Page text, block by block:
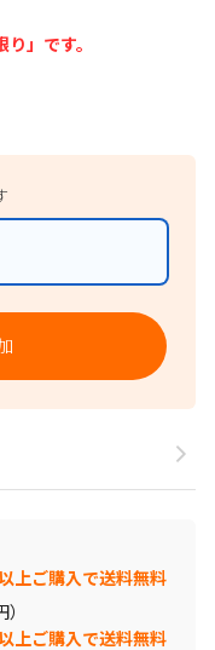
」です。
上ご購入で送料無料
上ご購入で送料無料